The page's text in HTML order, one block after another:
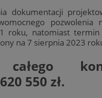
dokumentacji
pozwolenia
roku, natomiast termin
na 7 sierpnia 2023
całego
550 zł.